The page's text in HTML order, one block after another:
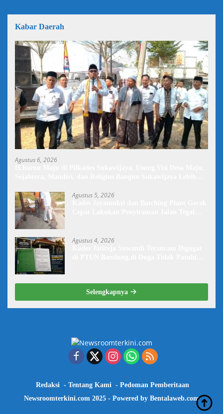
Kabar Daerah
Agustus 6, 2026
Agustus 5, 2026
Agustus 4, 2026
Selengkapnya
Redaksi Tentang Kami
Pedoman Pemberitaan
Newsroomterkini.com 2025 - Powered by Bentalaweb.com